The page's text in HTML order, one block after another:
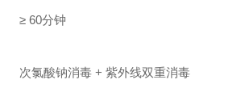
≥ 60分钟
次氯酸钠消毒 + 紫外线双重消毒